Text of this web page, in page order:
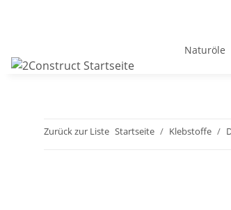
Naturöle
Zurück zur Liste Startseite Klebstoffe